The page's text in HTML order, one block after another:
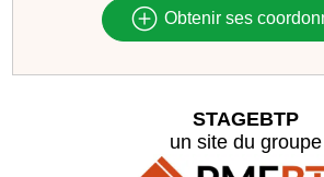
Obtenir ses
STAGEBTP
un site du groupe